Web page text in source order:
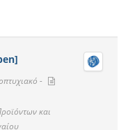
-
και